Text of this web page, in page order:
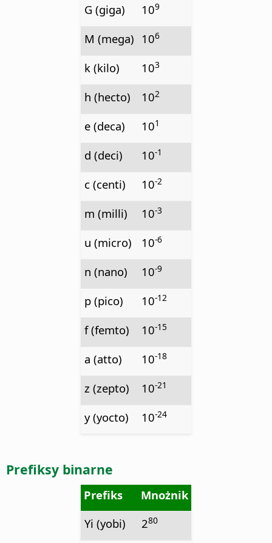
G (giga) 109
M (mega) 106
k (kilo) 103
h (hecto) 102
e (deca) 101
d (deci) 10-1
c (centi) 10-2
m (milli) 10-3
u (micro) 10-6
n (nano) 10-9
p (pico) 10-12
f (femto) 10-15
a (atto) 10-18
z (zepto) 10-21
y (yocto) 10-24
Prefiksy binarne
Prefiks
Mnożnik
Yi (yobi)
280